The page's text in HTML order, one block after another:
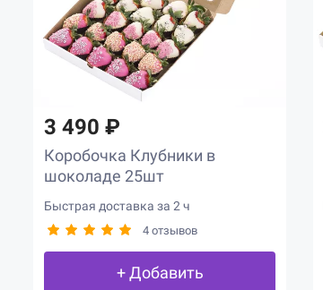
3 490 ₽
Коробочка Клубники в
шоколаде 25шт
Быстрая доставка за 2 ч
4 отзывов
+ Добавить